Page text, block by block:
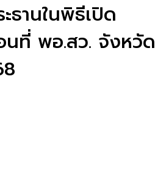
ธานในพิธีเปิด
ที่ พอ.สว. จังหวัด